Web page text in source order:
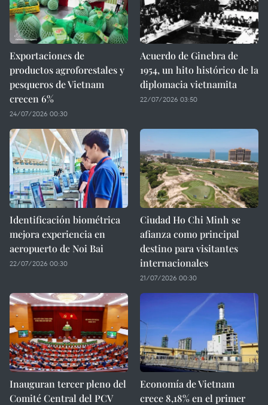
Exportaciones de
productos agroforestales y
pesqueros de Vietnam
crecen 6%
24/07/2026 00:30
Acuerdo de Ginebra de
1954, un hito histórico de la
diplomacia vietnamita
22/07/2026 03:50
Identificación biométrica
mejora experiencia en
aeropuerto de Noi Bai
22/07/2026 00:30
Ciudad Ho Chi Minh se
afianza como principal
destino para visitantes
internacionales
21/07/2026 00:30
Inauguran tercer pleno del
Comité Central del PCV
Economía de Vietnam
crece 8,18% en el primer